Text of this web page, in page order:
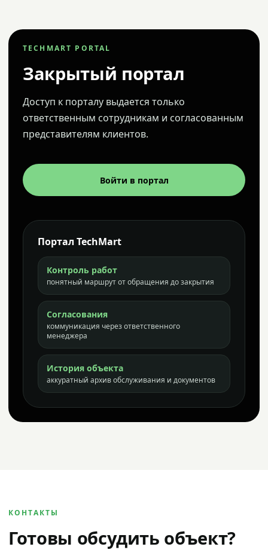
TECHMART PORTAL
Закрытый портал
Доступ к порталу выдается только
ответственным сотрудникам и согласованным
представителям клиентов.
Войти в портал
Портал TechMart
Контроль работ
понятный маршрут от обращения до закрытия
Согласования
коммуникация через ответственного
менеджера
История объекта
аккуратный архив обслуживания и документов
КОНТАКТЫ
Готовы обсудить объект?